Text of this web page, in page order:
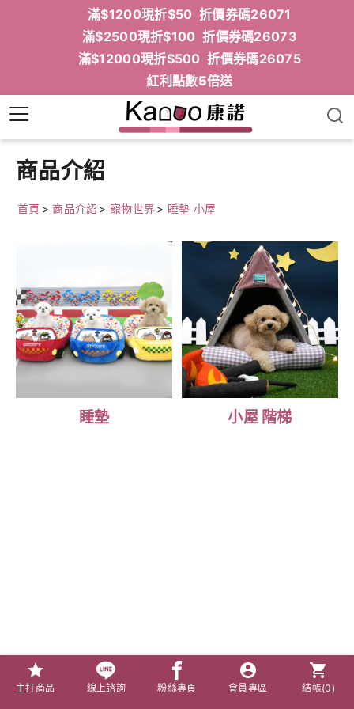
滿$1200現折$50 折價券碼26071
滿$2500現折$100 折價券碼26073
滿$12000現折$500 折價券碼26075
紅利點數5倍送
商品介紹
首頁 >商品介紹 >寵物世界> 睡墊 小屋
睡墊 小屋 階梯
主打商品 線上諮詢 粉絲專頁 會員專區 結帳(0)